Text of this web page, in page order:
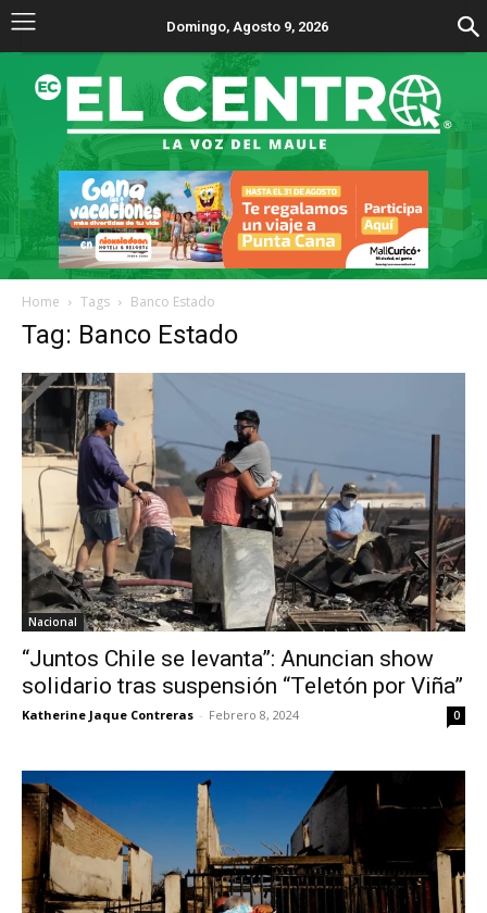
Domingo, Agosto 9, 2026
Home Tags Banco Estado
Tag: Banco Estado
Nacional
“Juntos Chile se levanta”: Anuncian show
solidario tras suspensión “Teletón por Viña”
Katherine Jaque Contreras - Febrero 8, 2024 0